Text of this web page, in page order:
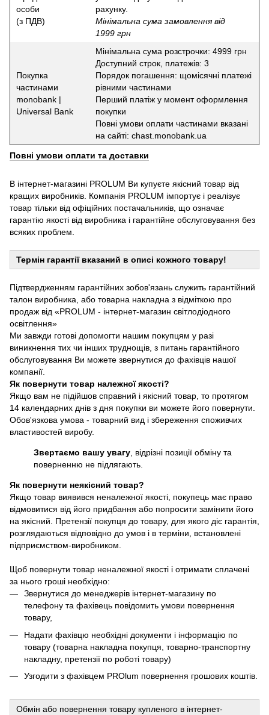
особи
(з ПДВ)
рахунку.
Мінімальна сума замовлення від
1999 грн
Покупка
частинами
monobank |
Universal Bank
Мінімальна сума розстрочки: 4999 грн
Доступний строк, платежів: 3
Порядок погашення: щомісячні платежі
рівними частинами
Перший платіж у момент оформлення
покупки
Повні умови оплати частинами вказані
на сайті: chast.monobank.ua
Повні умови оплати та доставки
В інтернет-магазині PROLUM Ви купуєте якісний товар від
кращих виробників. Компанія PROLUM імпортує і реалізує
товар тільки від офіційних постачальників, що означає
гарантію якості від виробника і гарантійне обслуговування без
всяких проблем.
Термін гарантії вказаний в описі кожного товару!
Підтвердженням гарантійних зобов'язань служить гарантійний
талон виробника, або товарна накладна з відміткою про
продаж від «PROLUM - інтернет-магазин світлодіодного
освітлення»
Ми завжди готові допомогти нашим покупцям у разі
виникнення тих чи інших труднощів, з питань гарантійного
обслуговування Ви можете звернутися до фахівців нашої
компанії.
Як повернути товар належної якості?
Якщо вам не підійшов справний і якісний товар, то протягом
14 календарних днів з дня покупки ви можете його повернути.
Обов'язкова умова - товарний вид і збереження споживчих
властивостей виробу.
Звертаємо вашу увагу, відрізні позиції обміну та
поверненню не підлягають.
Як повернути неякісний товар?
Якщо товар виявився неналежної якості, покупець має право
відмовитися від його придбання або попросити замінити його
на якісний. Претензії покупця до товару, для якого діє гарантія,
розглядаються відповідно до умов і в терміни, встановлені
підприємством-виробником.
Щоб повернути товар неналежної якості і отримати сплачені
за нього гроші необхідно:
Звернутися до менеджерів інтернет-магазину по
телефону та фахівець повідомить умови повернення
товару,
Надати фахівцю необхідні документи і інформацію по
товару (товарна накладна покупця, товарно-транспортну
накладну, претензії по роботі товару)
Узгодити з фахівцем PROlum повернення грошових коштів.
Обмін або повернення товару купленого в інтернет-